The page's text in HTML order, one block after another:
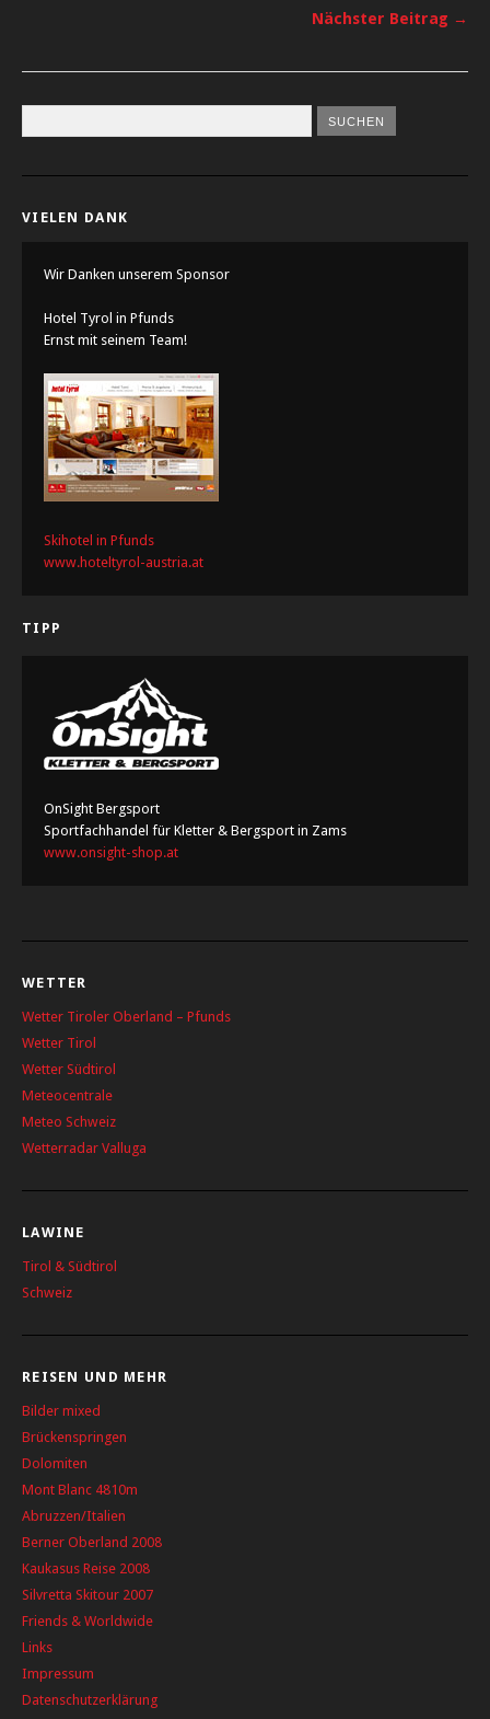
Nächster Beitrag →
VIELEN DANK
Wir Danken unserem Sponsor
Hotel Tyrol in Pfunds
Ernst mit seinem Team!
Skihotel in Pfunds
www.hoteltyrol-austria.at
TIPP
OnSight Bergsport
Sportfachhandel für Kletter & Bergsport in Zams
www.onsight-shop.at
WETTER
Wetter Tiroler Oberland – Pfunds
Wetter Tirol
Wetter Südtirol
Meteocentrale
Meteo Schweiz
Wetterradar Valluga
LAWINE
Tirol & Südtirol
Schweiz
REISEN UND MEHR
Bilder mixed
Brückenspringen
Dolomiten
Mont Blanc 4810m
Abruzzen/Italien
Berner Oberland 2008
Kaukasus Reise 2008
Silvretta Skitour 2007
Friends & Worldwide
Links
Impressum
Datenschutzerklärung